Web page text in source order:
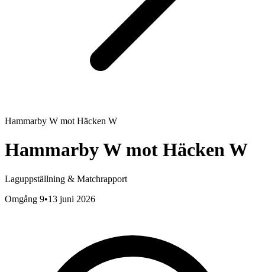
Hammarby W mot Häcken W
Hammarby Wmot Häcken W
Laguppställning & Matchrapport
Omgång 9•13 juni 2026